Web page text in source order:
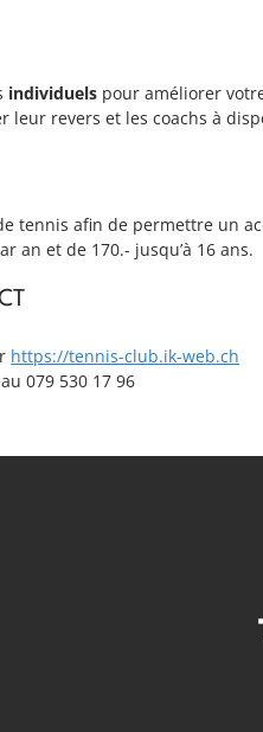
individuels pour améliorer
leur revers et les coachs à
tennis afin de permettre un
an et de 170.- jusqu’à 16 ans.
https://tennis-club.ik-web.ch
079 530 17 96